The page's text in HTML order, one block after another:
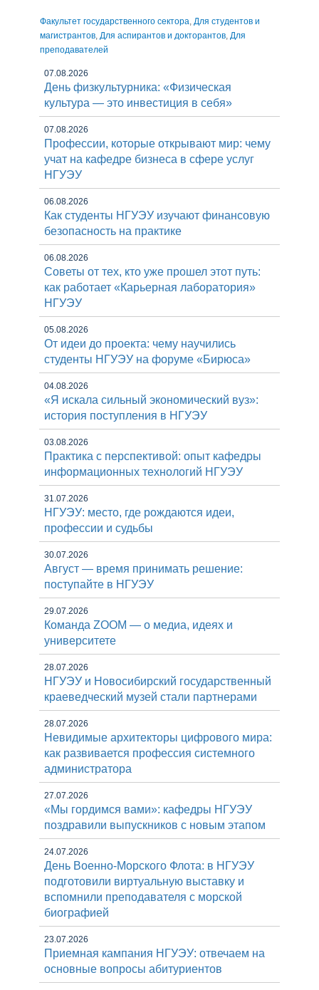
Факультет государственного сектора, Для студентов и
магистрантов, Для аспирантов и докторантов, Для
преподавателей
07.08.2026
День физкультурника: «Физическая
культура — это инвестиция в себя»
07.08.2026
Профессии, которые открывают мир: чему
учат на кафедре бизнеса в сфере услуг
НГУЭУ
06.08.2026
Как студенты НГУЭУ изучают финансовую
безопасность на практике
06.08.2026
Советы от тех, кто уже прошел этот путь:
как работает «Карьерная лаборатория»
НГУЭУ
05.08.2026
От идеи до проекта: чему научились
студенты НГУЭУ на форуме «Бирюса»
04.08.2026
«Я искала сильный экономический вуз»:
история поступления в НГУЭУ
03.08.2026
Практика с перспективой: опыт кафедры
информационных технологий НГУЭУ
31.07.2026
НГУЭУ: место, где рождаются идеи,
профессии и судьбы
30.07.2026
Август — время принимать решение:
поступайте в НГУЭУ
29.07.2026
Команда ZOOM — о медиа, идеях и
университете
28.07.2026
НГУЭУ и Новосибирский государственный
краеведческий музей стали партнерами
28.07.2026
Невидимые архитекторы цифрового мира:
как развивается профессия системного
администратора
27.07.2026
«Мы гордимся вами»: кафедры НГУЭУ
поздравили выпускников с новым этапом
24.07.2026
День Военно-Морского Флота: в НГУЭУ
подготовили виртуальную выставку и
вспомнили преподавателя с морской
биографией
23.07.2026
Приемная кампания НГУЭУ: отвечаем на
основные вопросы абитуриентов